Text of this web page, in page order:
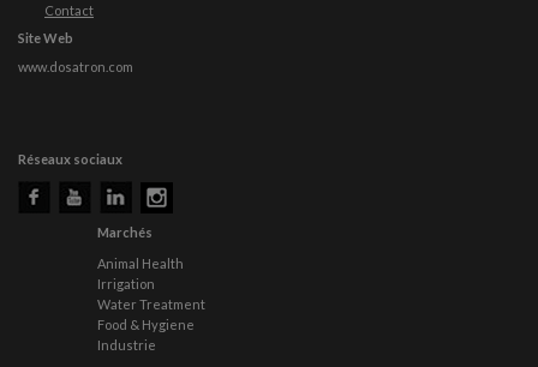
Contact
Site Web
www.dosatron.com
Réseaux sociaux
Marchés
Animal Health
Irrigation
Water Treatment
Food & Hygiene
Industrie